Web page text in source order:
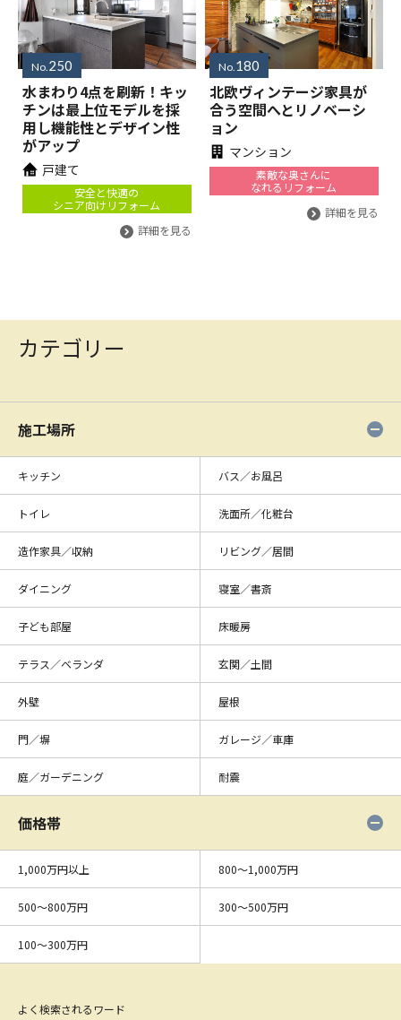
No. 250
水まわり4点を刷新！キッ
チンは最上位モデルを採
用し機能性とデザイン性
がアップ
戸建て
安全と快適の
シニア向けリフォーム
詳細を見る
No. 180
北欧ヴィンテージ家具が
合う空間へとリノベーシ
ョン
マンション
素敵な奥さんに
なれるリフォーム
詳細を見る
カテゴリー
施工場所
キッチン バス／お風呂
トイレ 洗面所／化粧台
造作家具／収納 リビング／居間
ダイニング 寝室／書斎
子ども部屋 床暖房
テラス／ベランダ 玄関／土間
外壁 屋根
門／塀 ガレージ／車庫
庭／ガーデニング 耐震
価格帯
1,000万円以上 800〜1,000万円
500〜800万円 300〜500万円
100〜300万円
よく検索されるワード